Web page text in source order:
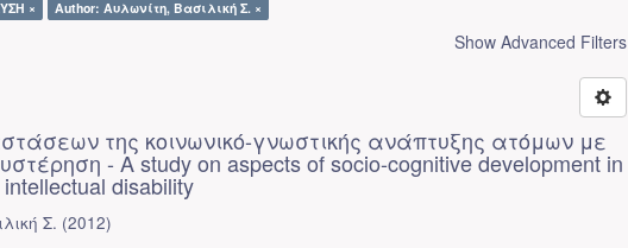
× Author: Αυλωνίτη, Βασιλική Σ. ×
Show Advanced Filters
της κοινωνικό-γνωστικής ανάπτυξης ατόμων με
- A study on aspects of socio-cognitive development in
disability
Σ. (2012)